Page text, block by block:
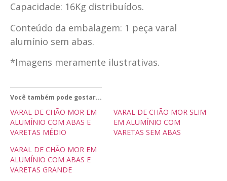
Capacidade: 16Kg distribuídos.
Conteúdo da embalagem: 1 peça varal
alumínio sem abas.
*Imagens meramente ilustrativas.
Você também pode gostar...
VARAL DE CHÃO MOR EM
ALUMÍNIO COM ABAS E
VARETAS MÉDIO
VARAL DE CHÃO MOR SLIM
EM ALUMÍNIO COM
VARETAS SEM ABAS
VARAL DE CHÃO MOR EM
ALUMÍNIO COM ABAS E
VARETAS GRANDE